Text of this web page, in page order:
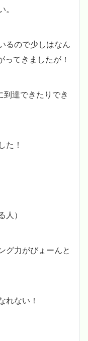
るので少しはなん
てきましたが！
達できたりでき
た！
人）
グ力がびょーんと
れない！